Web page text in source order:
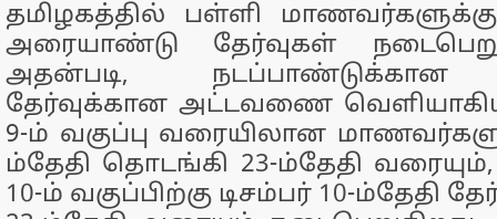
தமிழகத்தில் பள்ளி
அரையாண்டு தேர்வுகள்
அதன்படி,
தேர்வுக்கான அட்டவணை
9-ம் வகுப்பு வரையிலான
ம்தேதி தொடங்கி 23-ம்தேதி
10-ம் வகுப்பிற்கு டிசம்பர் 10-ம்தேதி